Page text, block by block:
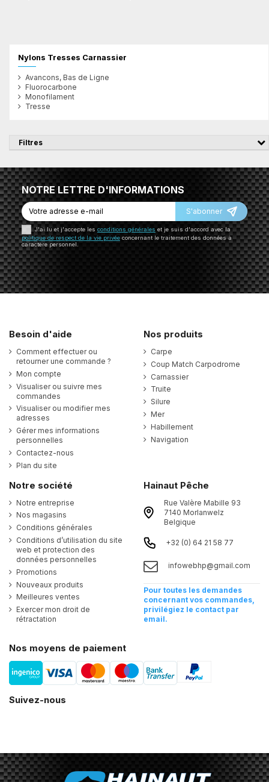
Nylons Tresses Carnassier
Avancons, Bas de Ligne
Fluorocarbone
Monofilament
Tresse
Filtres
NOTRE LETTRE D'INFORMATIONS
S'abonner
J'ai lu et j'accepte les conditions générales et je suis d'accord avec la
politique de respect de la vie privéeconcernant le traitement des données à
caractère personnel.
Besoin d'aide
Comment effectuer ou
retourner une commande ?
Mon compte
Visualiser ou suivre mes
commandes
Visualiser ou modifier mes
adresses
Gérer mes informations
personnelles
Contactez-nous
Plan du site
Nos produits
Carpe
Coup Match Carpodrome
Carnassier
Truite
Silure
Mer
Habillement
Navigation
Notre société
Notre entreprise
Nos magasins
Conditions générales
Conditions d’utilisation du site
web et protection des
données personnelles
Promotions
Nouveaux produits
Meilleures ventes
Exercer mon droit de
rétractation
Hainaut Pêche
Rue Valère Mabille 93
7140 Morlanwelz
Belgique
+32 (0) 64 21 58 77
infowebhp@gmail.com
Pour toutes les demandes
concernant vos commandes,
privilégiez le contact par
email.
Nos moyens de paiement
Suivez-nous